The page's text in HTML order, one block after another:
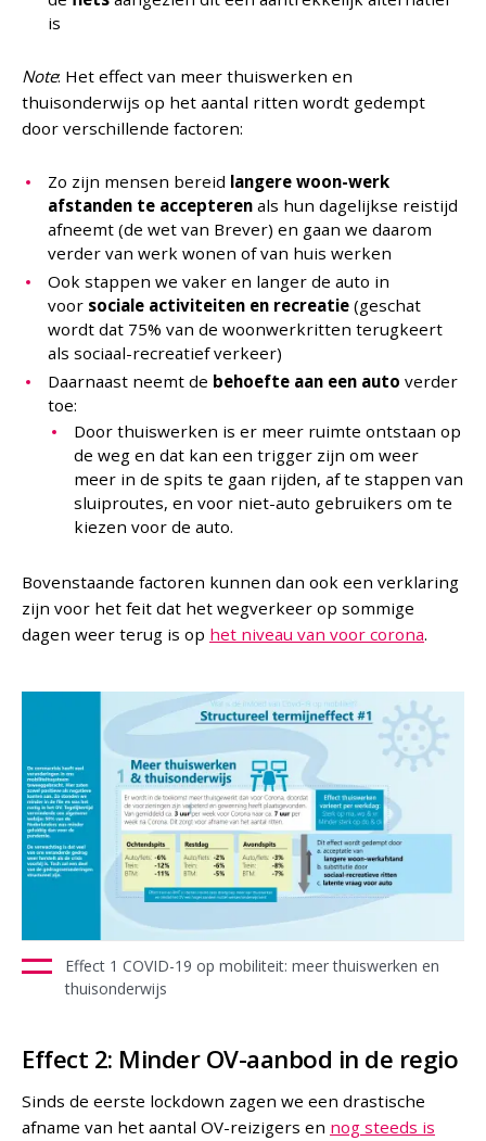
is
Note: Het effect van meer thuiswerken en
thuisonderwijs op het aantal ritten wordt gedempt
door verschillende factoren:
Zo zijn mensen bereid langere woon-werk
afstanden te accepteren als hun dagelijkse reistijd
afneemt (de wet van Brever) en gaan we daarom
verder van werk wonen of van huis werken
Ook stappen we vaker en langer de auto in
voor sociale activiteiten en recreatie (geschat
wordt dat 75% van de woonwerkritten terugkeert
als sociaal-recreatief verkeer)
Daarnaast neemt de behoefte aan een auto verder
toe:
Door thuiswerken is er meer ruimte ontstaan op
de weg en dat kan een trigger zijn om weer
meer in de spits te gaan rijden, af te stappen van
sluiproutes, en voor niet-auto gebruikers om te
kiezen voor de auto.
Bovenstaande factoren kunnen dan ook een verklaring
zijn voor het feit dat het wegverkeer op sommige
dagen weer terug is op het niveau van voor corona.
Effect 1 COVID-19 op mobiliteit: meer thuiswerken en
thuisonderwijs
Effect 2: Minder OV-aanbod in de regio
Sinds de eerste lockdown zagen we een drastische
afname van het aantal OV-reizigers en nog steeds is